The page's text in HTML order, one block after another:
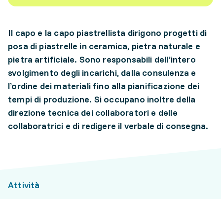
Il capo e la capo piastrellista dirigono progetti di
posa di piastrelle in ceramica, pietra naturale e
pietra artificiale. Sono responsabili dell’intero
svolgimento degli incarichi, dalla consulenza e
l’ordine dei materiali fino alla pianificazione dei
tempi di produzione. Si occupano inoltre della
direzione tecnica dei collaboratori e delle
collaboratrici e di redigere il verbale di consegna.
Attività